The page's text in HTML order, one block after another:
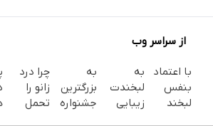
از سراسر وب
با اعتماد
بنفس
لبخند
به
لبخندت
زیبایی
به
بزرگترین
جشنواره
چرا درد
زانو را
تحمل